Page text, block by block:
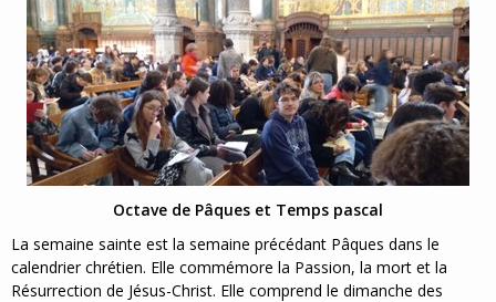
Octave de Pâques et Temps pascal
La semaine sainte est la semaine précédant Pâques dans le
calendrier chrétien. Elle commémore la Passion, la mort et la
Résurrection de Jésus-Christ. Elle comprend le dimanche des